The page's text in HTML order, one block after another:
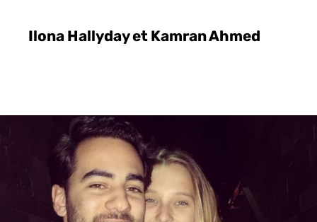
Ilona Hallyday et Kamran Ahmed